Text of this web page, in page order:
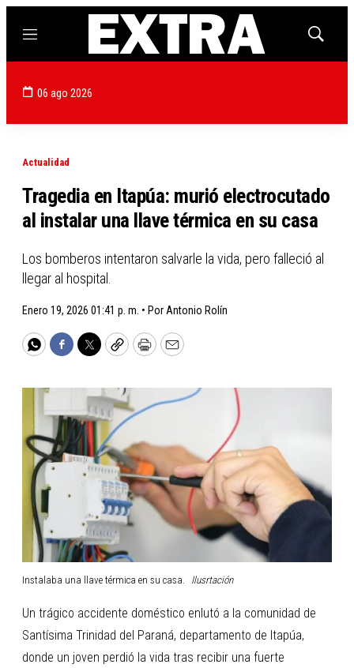
Menú
Mostrar
06 ago 2026
Actualidad
Tragedia en Itapúa: murió electrocutado
al instalar una llave térmica en su casa
Los bomberos intentaron salvarle la vida, pero falleció al
llegar al hospital.
Enero 19, 2026 01:41 p. m. • Por Antonio Rolín
WhatsApp
Facebook
TwitterCopyPrintEmail
Instalaba una llave térmica en su casa. Ilusrtación
Un trágico accidente doméstico enlutó a la comunidad de
Santísima Trinidad del Paraná, departamento de Itapúa,
donde un joven perdió la vida tras recibir una fuerte